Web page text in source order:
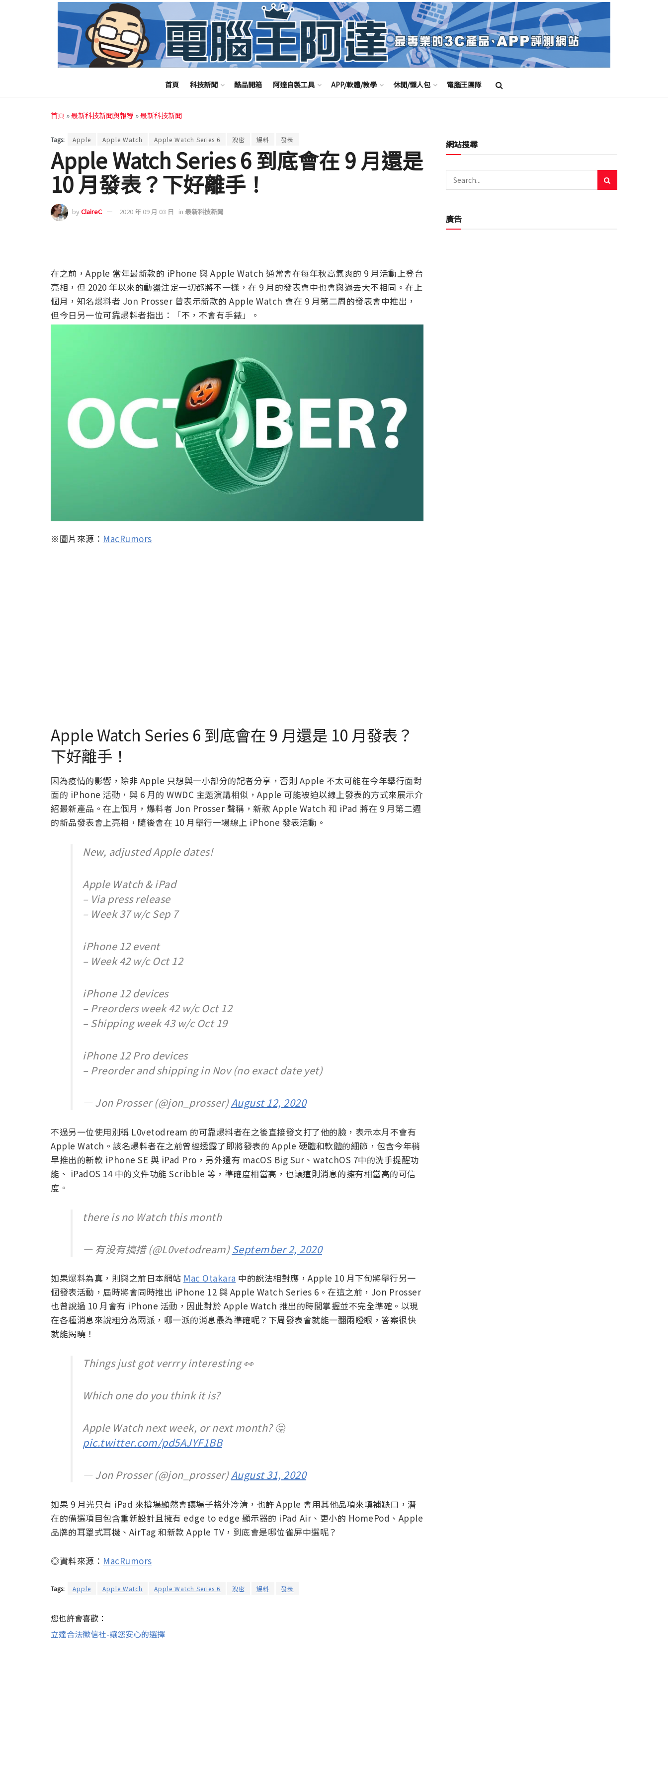
首頁 科技新聞 酷品開箱 阿達自製工具 APP/軟體/教學 休閒/懶人包 電腦王團隊
首頁 »最新科技新聞與報導 »最新科技新聞
Tags: Apple Apple Watch Apple Watch Series 6 洩密 爆料 發表
Apple Watch Series 6 到底會在 9 月還是
10 月發表？下好離手！
byClaireC 2020 年 09 月 03 日 in 最新科技新聞
在之前，Apple 當年最新款的 iPhone 與 Apple Watch 通常會在每年秋高氣爽的 9 月活動上登台
亮相，但 2020 年以來的動盪注定一切都將不一樣，在 9 月的發表會中也會與過去大不相同。在上
個月，知名爆料者 Jon Prosser 曾表示新款的 Apple Watch 會在 9 月第二周的發表會中推出，
但今日另一位可靠爆料者指出：「不，不會有手錶」。
※圖片來源： MacRumors
Apple Watch Series 6 到底會在 9 月還是 10 月發表？
下好離手！
因為疫情的影響，除非 Apple 只想與一小部分的記者分享，否則 Apple 不太可能在今年舉行面對
面的 iPhone 活動，與 6 月的 WWDC 主題演講相似，Apple 可能被迫以線上發表的方式來展示介
紹最新產品。在上個月，爆料者 Jon Prosser 聲稱，新款 Apple Watch 和 iPad 將在 9 月第二週
的新品發表會上亮相，隨後會在 10 月舉行一場線上 iPhone 發表活動。
New, adjusted Apple dates!
Apple Watch & iPad
– Via press release
– Week 37 w/c Sep 7
iPhone 12 event
– Week 42 w/c Oct 12
iPhone 12 devices
– Preorders week 42 w/c Oct 12
– Shipping week 43 w/c Oct 19
iPhone 12 Pro devices
– Preorder and shipping in Nov (no exact date yet)
— Jon Prosser (@jon_prosser)August 12, 2020
不過另一位使用別稱 L0vetodream 的可靠爆料者在之後直接發文打了他的臉，表示本月不會有
Apple Watch。該名爆料者在之前曾經透露了即將發表的 Apple 硬體和軟體的細節，包含今年稍
早推出的新款 iPhone SE 與 iPad Pro，另外還有 macOS Big Sur、watchOS 7中的洗手提醒功
能、 iPadOS 14 中的文件功能 Scribble 等，準確度相當高，也讓這則消息的擁有相當高的可信
度。
there is no Watch this month
— 有没有搞措 (@L0vetodream) September 2, 2020
如果爆料為真，則與之前日本網站 Mac Otakara 中的說法相對應，Apple 10 月下旬將舉行另一
個發表活動，屆時將會同時推出 iPhone 12 與 Apple Watch Series 6。在這之前，Jon Prosser
也曾說過 10 月會有 iPhone 活動，因此對於 Apple Watch 推出的時間掌握並不完全準確。以現
在各種消息來說粗分為兩派，哪一派的消息最為準確呢？下周發表會就能一翻兩瞪眼，答案很快
就能揭曉！
Things just got verrry interesting 👀
Which one do you think it is?
Apple Watch next week, or next month? 🤔
pic.twitter.com/pd5AJYF1BB
— Jon Prosser (@jon_prosser)August 31, 2020
如果 9 月光只有 iPad 來撐場顯然會讓場子格外冷清，也許 Apple 會用其他品項來填補缺口，潛
在的備選項目包含重新設計且擁有 edge to edge 顯示器的 iPad Air、更小的 HomePod、Apple
品牌的耳罩式耳機、AirTag 和新款 Apple TV，到底會是哪位雀屏中選呢？
◎資料來源： MacRumors
Tags: Apple Apple Watch Apple Watch Series 6 洩密 爆料 發表
您也許會喜歡：
立達合法徵信社-讓您安心的選擇
網站搜尋
廣告